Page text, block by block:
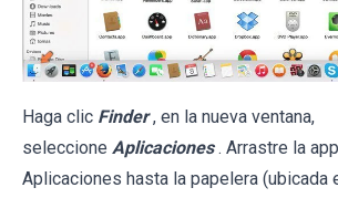
Haga clic Finder , en la nueva ventana,
seleccione Aplicaciones . Arrastre la
Aplicaciones hasta la papelera (ubicada